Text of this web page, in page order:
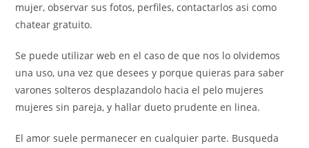
mujer, observar sus fotos, perfiles, contactarlos asi­ como
chatear gratuito.
Se puede utilizar web en el caso de que nos lo olvidemos
una uso, una vez que desees y porque quieras para saber
varones solteros desplazandolo hacia el pelo mujeres
mujeres sin pareja, y hallar dueto prudente en li­nea.
El amor suele permanecer en cualquier parte. Busqueda